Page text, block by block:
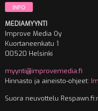
INFO
MEDIAMYYNTI
Improve Media Oy
Kuortaneenkatu 1
00520 Helsinki
myynti@improvemedia.fi
Hinnasto ja aineisto-ohjeet:
Suora neuvottelu